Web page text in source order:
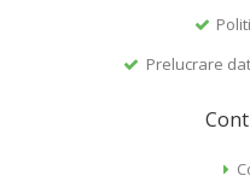
Prelucrare